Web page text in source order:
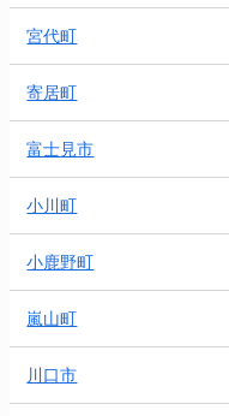
宮代町
寄居町
富士見市
小川町
小鹿野町
嵐山町
川口市